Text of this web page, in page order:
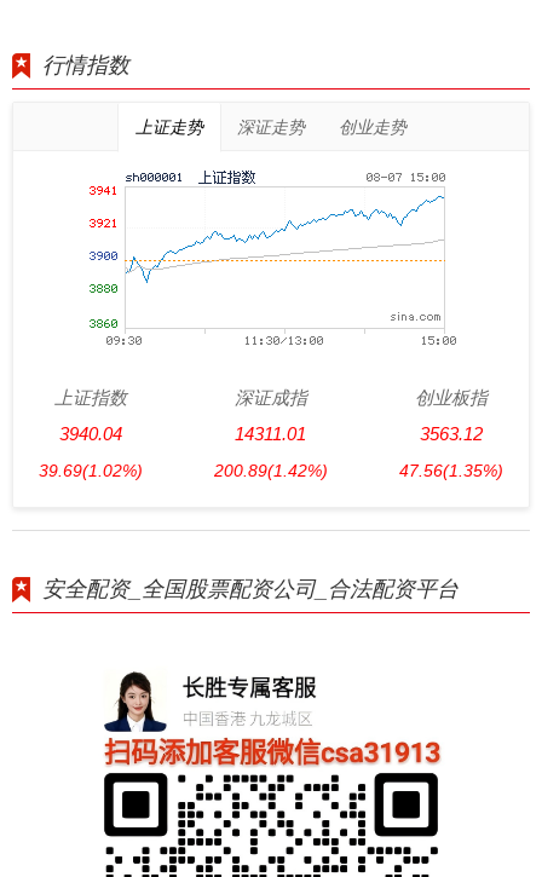
行情指数
上证走势 深证走势 创业走势
上证指数
3940.04
39.69(1.02%)
深证成指
14311.01
200.89(1.42%)
创业板指
3563.12
47.56(1.35%)
安全配资_全国股票配资公司_合法配资平台